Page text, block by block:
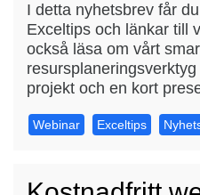
I detta nyhetsbrev får
Exceltips och länkar till
också läsa om vårt
projekt och en kort
Webinar Exceltips